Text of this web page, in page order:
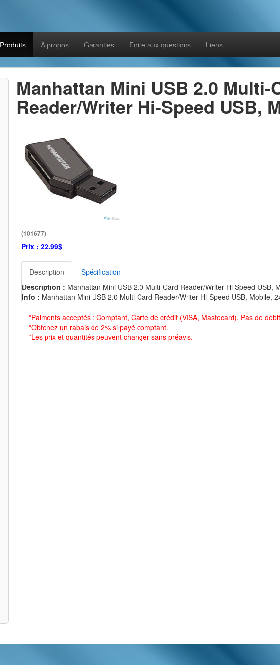
Produits À propos Garanties Foire aux questions Liens
Manhattan Mini USB 2.0 Multi-
Reader/Writer Hi-Speed USB,
(101677)
Prix : 22.99$
Description
Spécification
Description : Manhattan Mini USB 2.0 Multi-Card Reader/Writer Hi-Speed USB,
Info : Manhattan Mini USB 2.0 Multi-Card Reader/Writer Hi-Speed USB, Mobile,
*Paiments acceptés : Comptant, Carte de crédit (VISA, Mastecard). Pas de
*Obtenez un rabais de 2% si payé comptant.
*Les prix et quantités peuvent changer sans préavis.